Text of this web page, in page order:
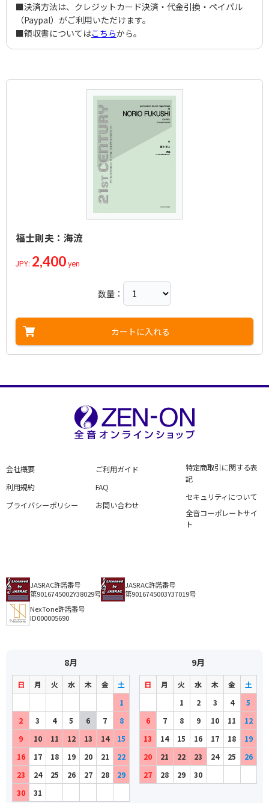
■決済方法は、クレジットカード決済・代金引換・ペイパル
（Paypal）がご利用いただけます。
■領収書についてはこちらから。
福士則夫：海流
JPY: 2,400yen
数量：
カートに入れる
会社概要
利用規約
プライバシーポリシー
ご利用ガイド
FAQ
お問い合わせ
特定商取引に関する表
記
セキュリティについて
全音コーポレートサイ
ト
JASRAC許諾番号
第9016745002Y38029号
JASRAC許諾番号
第9016745003Y37019号
NexTone許諾番号
ID000005690
8月
日 月 火 水 木 金
土
1
2
3 4 5 6 7
8
9
10 11 12 13 14
15
16
17 18 19 20 21
22
23
24 25 26 27 28
29
30
31
9月
日 月 火 水 木 金
土
1
2 3 4
5
6
7 8 9 10 11
12
13
14 15 16 17 18
19
20
21 22 23 24 25
26
27
28 29 30